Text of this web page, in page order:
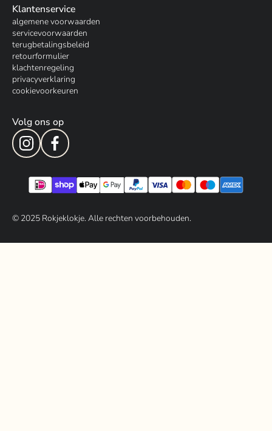
Klantenservice
algemene voorwaarden
servicevoorwaarden
terugbetalingsbeleid
retourformulier
klachtenregeling
privacyverklaring
cookievoorkeuren
Volg ons op
© 2025Rokjeklokje. Alle rechten voorbehouden.